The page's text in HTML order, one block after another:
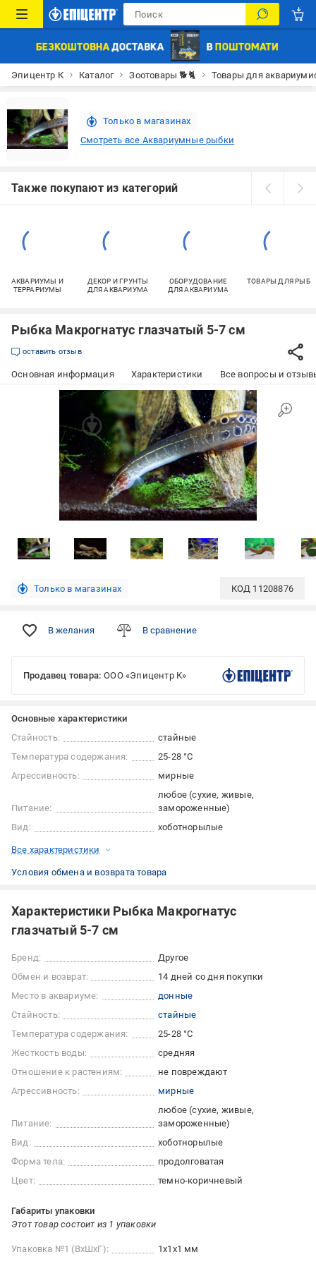
Эпицентр К Каталог Зоотовары 🐕🐈 Товары для
Только в магазинах
Смотреть все Аквариумные рыбки
Также покупают из категорий
АКВАРИУМЫ И
ТЕРРАРИУМЫ
ДЕКОР И ГРУНТЫ
ДЛЯ АКВАРИУМА
ОБОРУДОВАНИЕ
ДЛЯ АКВАРИУМА
ТОВАРЫ ДЛЯ РЫБ
Рыбка Макрогнатус глазчатый 5-7 см
оставить отзыв
Основная информация Характеристики Все вопросы и
Только в магазинах КОД 11208876
В желания В сравнение
Продавец товара: ООО «Эпицентр К»
Основные характеристики
Стайность:
стайные
Температура содержания:
25-28 °С
Агрессивность:
мирные
Питание:
любое (сухие, живые,
замороженные)
Вид:
хоботнорылые
Все характеристики
Условия обмена и возврата товара
Характеристики Рыбка Макрогнатус
глазчатый 5-7 см
Бренд:
Другое
Обмен и возврат:
14 дней со дня покупки
Место в аквариуме:
донные
Стайность:
стайные
Температура содержания:
25-28 °С
Жесткость воды:
средняя
Отношение к растениям:
не повреждают
Агрессивность:
мирные
Питание:
любое (сухие, живые,
замороженные)
Вид:
хоботнорылые
Форма тела:
продолговатая
Цвет:
темно-коричневый
Габариты упаковки
Этот товар состоит из 1 упаковки
Упаковка №1 (ВхШхГ):
1x1x1 мм